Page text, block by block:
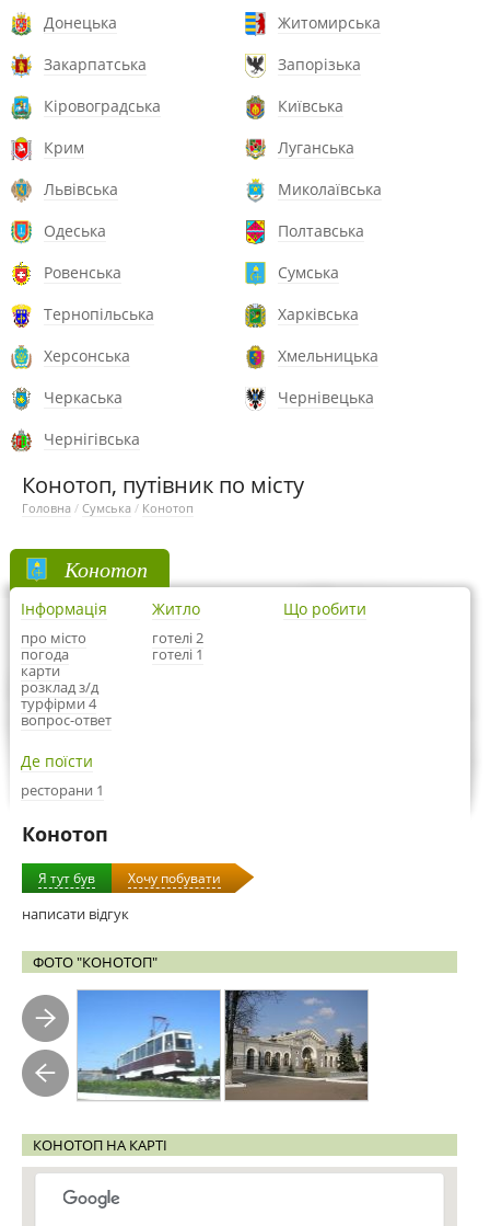
Донецька
Житомирська
Закарпатська
Запорізька
Кіровоградська
Київська
Крим
Луганська
Львівська
Миколаївська
Одеська
Полтавська
Ровенська
Сумська
Тернопільська
Харківська
Херсонська
Хмельницька
Черкаська
Чернівецька
Чернігівська
Конотоп, путівник по місту
Головна / Сумська / Конотоп
Конотоп
Інформація
про місто
погода
карти
розклад з/д
турфірми 4
вопрос-ответ
Житло
готелі 2
готелі 1
Що робити
Де поїсти
ресторани 1
Конотоп
Я тут був Хочу побувати
написати відгук
ФОТО "КОНОТОП"
КОНОТОП НА КАРТІ